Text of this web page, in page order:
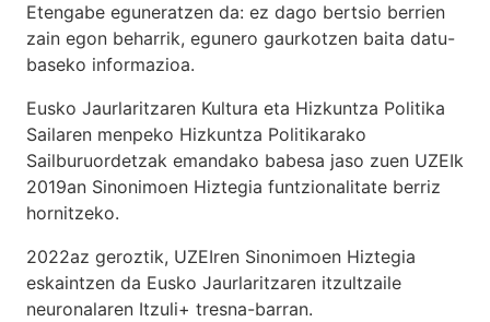
Etengabe eguneratzen da: ez dago bertsio berrien
zain egon beharrik, egunero gaurkotzen baita datu-
baseko informazioa.
Eusko Jaurlaritzaren Kultura eta Hizkuntza Politika
Sailaren menpeko Hizkuntza Politikarako
Sailburuordetzak emandako babesa jaso zuen UZEIk
2019an Sinonimoen Hiztegia funtzionalitate berriz
hornitzeko.
2022az geroztik, UZEIren Sinonimoen Hiztegia
eskaintzen da Eusko Jaurlaritzaren itzultzaile
neuronalaren Itzuli+ tresna-barran.